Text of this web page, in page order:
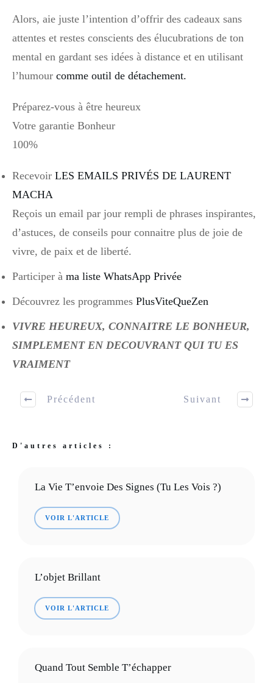
Alors, aie juste l’intention d’offrir des cadeaux sans
attentes et restes conscients des élucubrations de ton
mental en gardant ses idées à distance et en utilisant
l’humour comme outil de détachement.
Préparez-vous à être heureux
Votre garantie Bonheur
100%
Recevoir LES EMAILS PRIVÉS DE LAURENT
MACHA​
Reçois un email par jour rempli de phrases inspirantes,
d’astuces, de conseils pour connaitre plus de joie de
vivre, de paix et de liberté.
Participer à ma liste WhatsApp Privée
Découvrez les programmes PlusViteQueZen
VIVRE HEUREUX, CONNAITRE LE BONHEUR,
SIMPLEMENT EN DECOUVRANT QUI TU ES
VRAIMENT ​
Précédent Suivant
D'autres articles :
La Vie T’envoie Des Signes (tu Les Vois ?)
VOIR L'ARTICLE
L’objet Brillant
VOIR L'ARTICLE
Quand Tout Semble T’échapper